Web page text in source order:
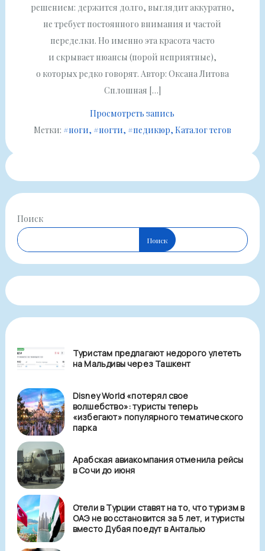
решением: держится долго, выглядит аккуратно,
не требует постоянного внимания и частой
переделки. Но именно эта красота часто
и скрывает нюансы (порой неприятные),
о которых редко говорят. Автор: Оксана Литова
Сплошная […]
Просмотреть запись
Метки: #ноги #ногти #педикюр Каталог тегов
Поиск
Поиск
Туристам предлагают недорого улететь
на Мальдивы через Ташкент
Disney World «потерял свое
волшебство»: туристы теперь
«избегают» популярного тематического
парка
Арабская авиакомпания отменила рейсы
в Сочи до июня
Отели в Турции ставят на то, что туризм в
ОАЭ не восстановится за 5 лет, и туристы
вместо Дубая поедут в Анталью